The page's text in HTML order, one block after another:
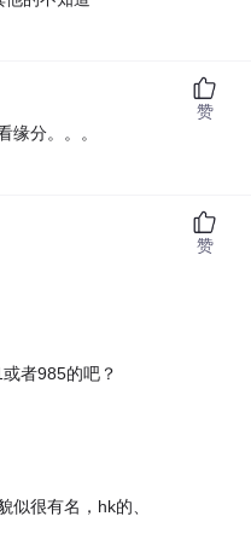
缘分。。。
赞
者985的吧？
似很有名，hk的、
赞